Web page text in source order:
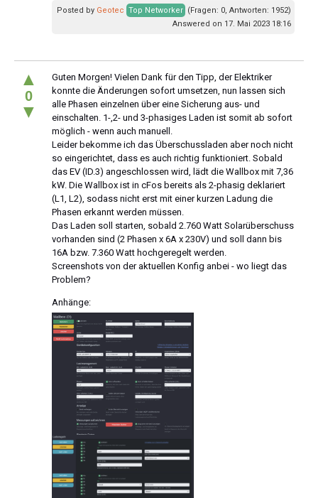
Posted by Geotec Top Networker (Fragen: 0, Antworten: 1952)
Answered on 17. Mai 2023 18:16
▲
0
▼
Guten Morgen! Vielen Dank für den Tipp, der Elektriker
konnte die Änderungen sofort umsetzen, nun lassen sich
alle Phasen einzelnen über eine Sicherung aus- und
einschalten. 1-,2- und 3-phasiges Laden ist somit ab sofort
möglich - wenn auch manuell.
Leider bekomme ich das Überschussladen aber noch nicht
so eingerichtet, dass es auch richtig funktioniert. Sobald
das EV (ID.3) angeschlossen wird, lädt die Wallbox mit 7,36
kW. Die Wallbox ist in cFos bereits als 2-phasig deklariert
(L1, L2), sodass nicht erst mit einer kurzen Ladung die
Phasen erkannt werden müssen.
Das Laden soll starten, sobald 2.760 Watt Solarüberschuss
vorhanden sind (2 Phasen x 6A x 230V) und soll dann bis
16A bzw. 7.360 Watt hochgeregelt werden.
Screenshots von der aktuellen Konfig anbei - wo liegt das
Problem?
Anhänge: